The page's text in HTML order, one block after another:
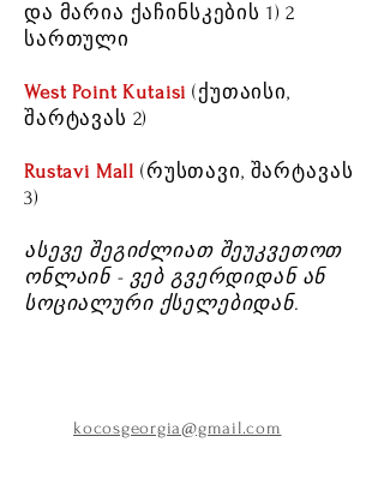
და მარია ქაჩინსკების 1) 2
სართული
West Point Kutaisi (ქუთაისი,
შარტავას 2)
Rustavi Mall (რუსთავი, შარტავას
3)
ასევე შეგიძლიათ შეუკვეთოთ
ონლაინ - ვებ გვერდიდან ან
სოციალური ქსელებიდან.
kocosgeorgia@gmail.com